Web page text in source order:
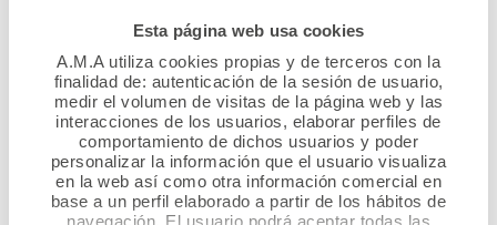
Esta página web usa cookies
A.M.A utiliza cookies propias y de terceros con la
finalidad de: autenticación de la sesión de usuario,
medir el volumen de visitas de la página web y las
interacciones de los usuarios, elaborar perfiles de
comportamiento de dichos usuarios y poder
personalizar la información que el usuario visualiza
en la web así como otra información comercial en
base a un perfil elaborado a partir de los hábitos de
navegación. El usuario podrá aceptar todas las
Ver noticia